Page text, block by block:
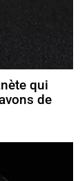
qui
de